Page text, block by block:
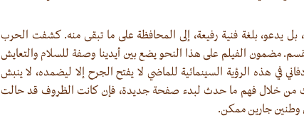
بل يدعو، بلغة فنية رفيعة، إلى المحافظة على ما تبقى منه. كشفت الحرب
مضمون الفيلم على هذا النحو يضع بين أيدينا وصفة للسلام والتعايش
في هذه الرؤية السينمائية للماضي لا يفتح الجرح إلا ليضمده، لا ينبش
من خلال فهم ما حدث لبدء صفحة جديدة، فإن كانت الظروف قد حالت
وطنين جارين ممكن.